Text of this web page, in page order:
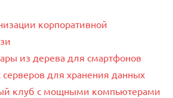
корпоративной
из дерева для смартфонов
для хранения данных
клуб с мощными компьютерами